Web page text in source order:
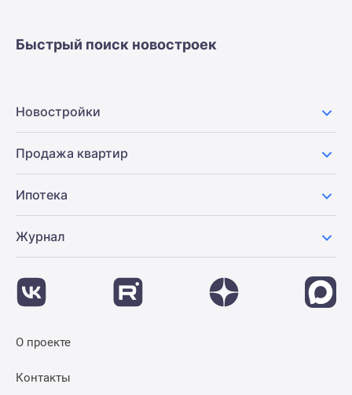
Rutube
реновации
Москве
Новостройки
премиум-
класса
Новостройки
бизнес-
класса
Траншевая
Дома
Быстрый поиск новостроек
Новостройки
Продажа квартир
Ипотека
Журнал
О проекте
Контакты